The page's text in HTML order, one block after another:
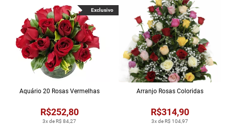
3x de R$ 84,27
R$252,80
Aquário 20 Rosas Vermelhas
Exclusivo
3x de R$ 104,97
R$314,90
Arranjo Rosas Coloridas